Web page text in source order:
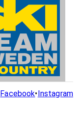
Facebook•Instagram